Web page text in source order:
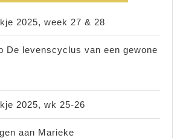
2025, week 27 & 28
De levenscyclus van een gewone
2025, wk 25-26
aan Marieke